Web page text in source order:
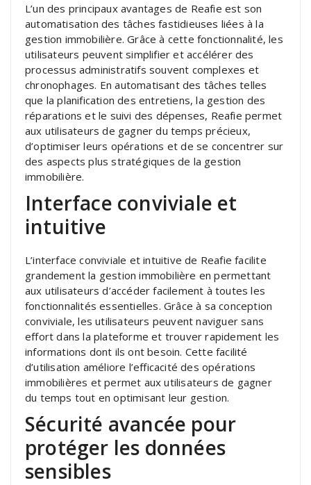
L’un des principaux avantages de Reafie est son
automatisation des tâches fastidieuses liées à la
gestion immobilière. Grâce à cette fonctionnalité, les
utilisateurs peuvent simplifier et accélérer des
processus administratifs souvent complexes et
chronophages. En automatisant des tâches telles
que la planification des entretiens, la gestion des
réparations et le suivi des dépenses, Reafie permet
aux utilisateurs de gagner du temps précieux,
d’optimiser leurs opérations et de se concentrer sur
des aspects plus stratégiques de la gestion
immobilière.
Interface conviviale et
intuitive
L’interface conviviale et intuitive de Reafie facilite
grandement la gestion immobilière en permettant
aux utilisateurs d’accéder facilement à toutes les
fonctionnalités essentielles. Grâce à sa conception
conviviale, les utilisateurs peuvent naviguer sans
effort dans la plateforme et trouver rapidement les
informations dont ils ont besoin. Cette facilité
d’utilisation améliore l’efficacité des opérations
immobilières et permet aux utilisateurs de gagner
du temps tout en optimisant leur gestion.
Sécurité avancée pour
protéger les données
sensibles